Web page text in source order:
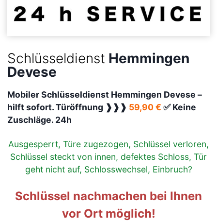
Schlüsseldienst Hemmingen
Devese
Mobiler Schlüsseldienst Hemmingen Devese –
hilft sofort. Türöffnung ❱❱❱ 59,90 € ✅ Keine
Zuschläge. 24h
Ausgesperrt, Türe zugezogen, Schlüssel verloren,
Schlüssel steckt von innen, defektes Schloss, Tür
geht nicht auf, Schlosswechsel, Einbruch?
Schlüssel nachmachen bei Ihnen
vor Ort möglich!